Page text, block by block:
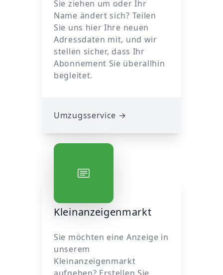
Sie ziehen um oder Ihr
Name ändert sich? Teilen
Sie uns hier Ihre neuen
Adressdaten mit, und wir
stellen sicher, dass Ihr
Abonnement Sie überallhin
begleitet.
Umzugsservice →
Kleinanzeigenmarkt
Sie möchten eine Anzeige in
unserem
Kleinanzeigenmarkt